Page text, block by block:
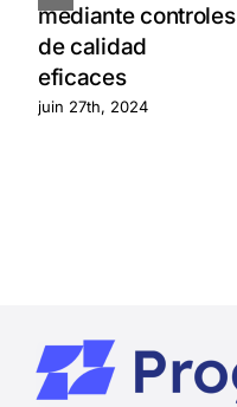
mediante controles
de calidad
eficaces
juin 27th, 2024